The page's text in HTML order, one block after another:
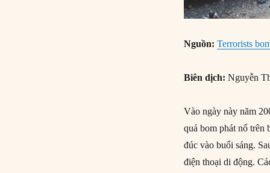
Nguồn:Terrorists
Biên dịch:Nguyễn
Vào ngày này năm
quả bom phát nổ trên
đúc vào buổi sáng.
điện thoại di động.